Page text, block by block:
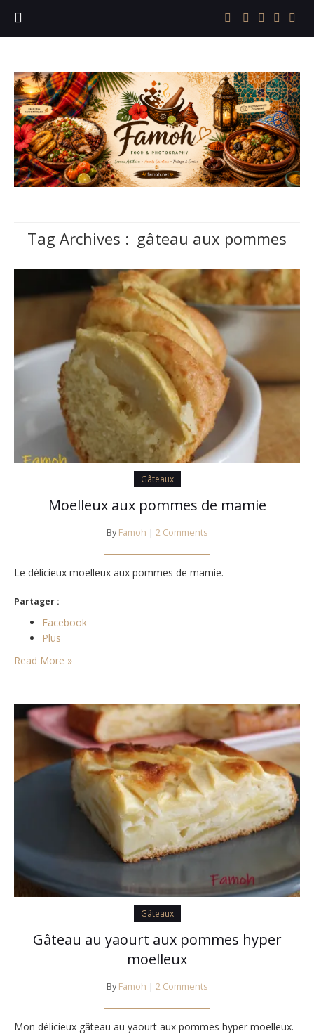
Tag Archives : gâteau aux pommes
Gâteaux
Moelleux aux pommes de mamie
By Famoh | 2 Comments
Le délicieux moelleux aux pommes de mamie.
Partager :
Facebook
Plus
Read More »
Gâteaux
Gâteau au yaourt aux pommes hyper
moelleux
By Famoh | 2 Comments
Mon délicieux gâteau au yaourt aux pommes hyper moelleux.